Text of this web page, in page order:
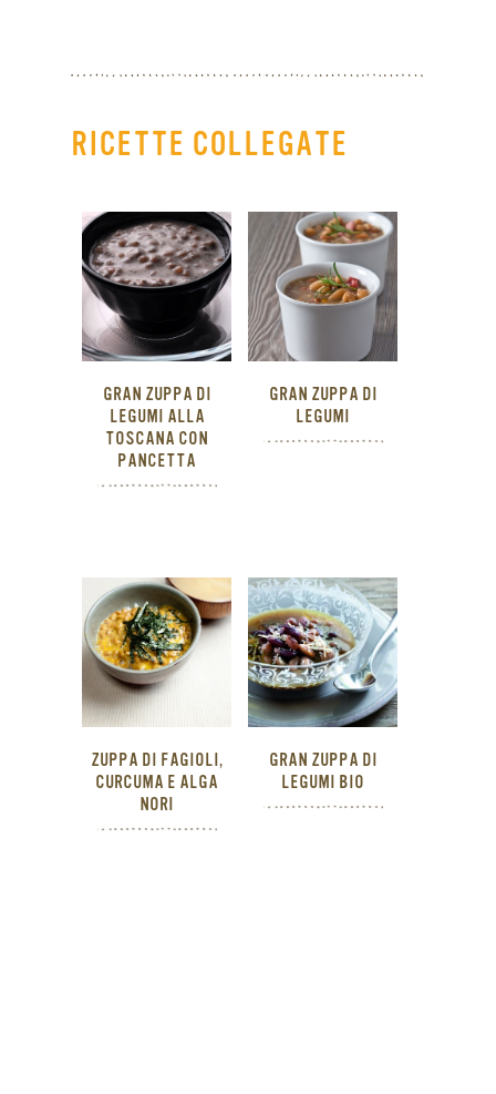
RICETTE COLLEGATE
GRAN ZUPPA DI
LEGUMI ALLA
TOSCANA CON
PANCETTA
GRAN ZUPPA DI
LEGUMI
ZUPPA DI FAGIOLI,
CURCUMA E ALGA
NORI
GRAN ZUPPA DI
LEGUMI BIO